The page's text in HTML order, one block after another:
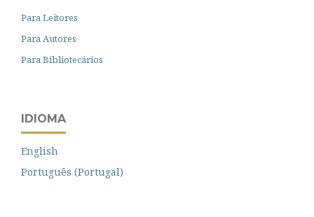
Para Leitores
Para Autores
Para Bibliotecários
IDIOMA
English
Português (Portugal)